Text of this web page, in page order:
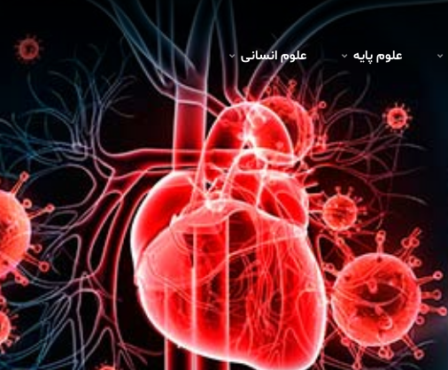
علوم پايه علوم انسانی